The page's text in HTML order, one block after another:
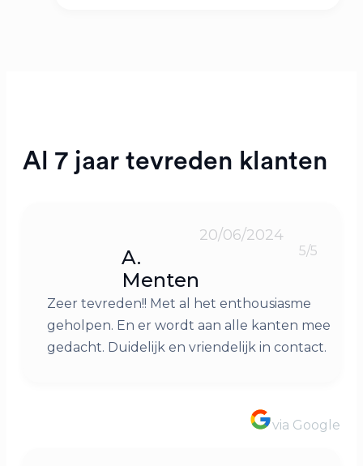
Al 7 jaar tevreden klanten
A.
Menten
20/06/2024
5/5
Zeer tevreden!! Met al het enthousiasme
geholpen. En er wordt aan alle kanten mee
gedacht. Duidelijk en vriendelijk in contact.
via Google